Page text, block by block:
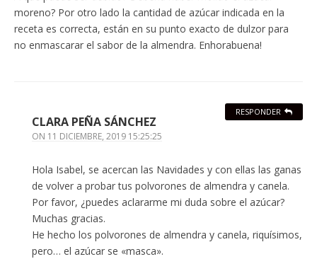
moreno? Por otro lado la cantidad de azúcar indicada en la
receta es correcta, están en su punto exacto de dulzor para
no enmascarar el sabor de la almendra. Enhorabuena!
CLARA PEÑA SÁNCHEZ
ON 11 DICIEMBRE, 2019 15:25:25
Hola Isabel, se acercan las Navidades y con ellas las ganas
de volver a probar tus polvorones de almendra y canela.
Por favor, ¿puedes aclararme mi duda sobre el azúcar?
Muchas gracias.
He hecho los polvorones de almendra y canela, riquísimos,
pero… el azúcar se «masca».
RESPONDER